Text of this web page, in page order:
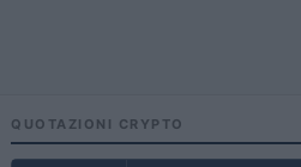
QUOTAZIONI CRYPTO